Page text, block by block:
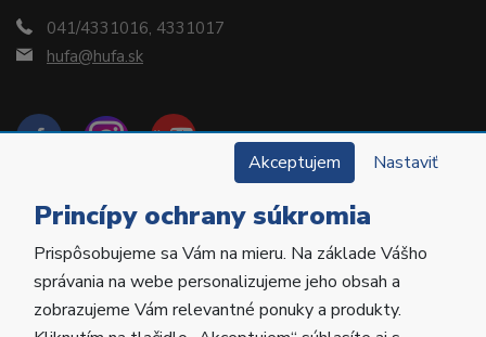
041/4331016, 4331017
hufa@hufa.sk
Copyright © 2022 Hu-Fa Dental a.s. Všetky práva
vyhradené.
Akceptujem Nastaviť
Princípy ochrany súkromia
Prispôsobujeme sa Vám na mieru. Na základe Vášho
správania na webe personalizujeme jeho obsah a
zobrazujeme Vám relevantné ponuky a produkty.